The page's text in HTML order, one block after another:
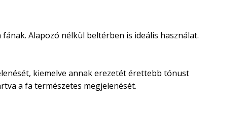
Alapozó nélkül beltérben is ideális használat.
kiemelve annak erezetét érettebb tónust
a fa természetes megjelenését.